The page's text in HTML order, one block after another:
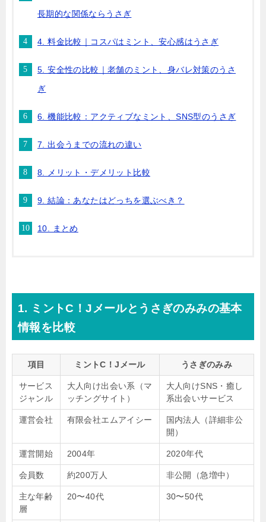
長期的な関係ならうさぎ
4. 料金比較｜コスパはミント、安心感はうさぎ
5. 安全性の比較｜老舗のミント、身バレ対策のうさ
ぎ
6. 機能比較：アクティブなミント、SNS型のうさぎ
7. 出会うまでの流れの違い
8. メリット・デメリット比較
9. 結論：あなたはどっちを選ぶべき？
10. まとめ
1. ミントC！Jメールとうさぎのみみの基本
情報を比較
項目 ミントC！Jメール うさぎのみみ
サービス
ジャンル
大人向け出会い系（マ
ッチングサイト）
大人向けSNS・癒し
系出会いサービス
運営会社 有限会社エムアイシー
国内法人（詳細非公
開）
運営開始 2004年 2020年代
会員数 約200万人 非公開（急増中）
主な年齢
層
20〜40代 30〜50代